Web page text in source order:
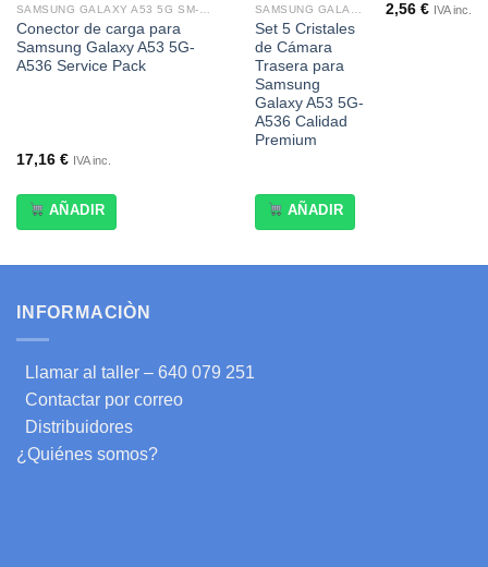
SAMSUNG GALAXY A53 5G SM-A546
Conector de carga para
Samsung Galaxy A53 5G-
A536 Service Pack
17,16 € IVA inc.
AÑADIR
SAMSUNG GALAXY A53 5G SM-A546
Set 5 Cristales
de Cámara
Trasera para
Samsung
Galaxy A53 5G-
A536 Calidad
Premium
2,56€ IVA inc.
AÑADIR
INFORMACIÒN
Llamar al taller – 640 079 251
Contactar por correo
Distribuidores
¿Quiénes somos?